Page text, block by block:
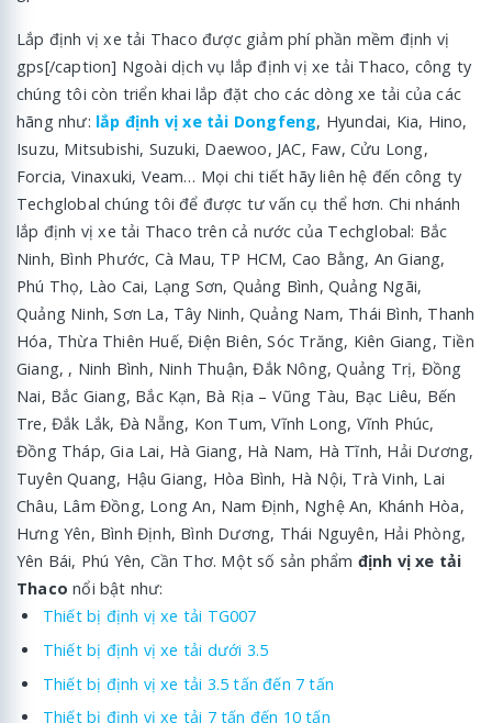
Lắp định vị xe tải Thaco được giảm phí phần mềm định vị
gps[/caption] Ngoài dịch vụ lắp định vị xe tải Thaco, công ty
chúng tôi còn triển khai lắp đặt cho các dòng xe tải của các
hãng như: lắp định vị xe tải Dongfeng, Hyundai, Kia, Hino,
Isuzu, Mitsubishi, Suzuki, Daewoo, JAC, Faw, Cửu Long,
Forcia, Vinaxuki, Veam… Mọi chi tiết hãy liên hệ đến công ty
Techglobal chúng tôi để được tư vấn cụ thể hơn. Chi nhánh
lắp định vị xe tải Thaco trên cả nước của Techglobal: Bắc
Ninh, Bình Phước, Cà Mau, TP HCM, Cao Bằng, An Giang,
Phú Thọ, Lào Cai, Lạng Sơn, Quảng Bình, Quảng Ngãi,
Quảng Ninh, Sơn La, Tây Ninh, Quảng Nam, Thái Bình, Thanh
Hóa, Thừa Thiên Huế, Điện Biên, Sóc Trăng, Kiên Giang, Tiền
Giang, , Ninh Bình, Ninh Thuận, Đắk Nông, Quảng Trị, Đồng
Nai, Bắc Giang, Bắc Kạn, Bà Rịa – Vũng Tàu, Bạc Liêu, Bến
Tre, Đắk Lắk, Đà Nẵng, Kon Tum, Vĩnh Long, Vĩnh Phúc,
Đồng Tháp, Gia Lai, Hà Giang, Hà Nam, Hà Tĩnh, Hải Dương,
Tuyên Quang, Hậu Giang, Hòa Bình, Hà Nội, Trà Vinh, Lai
Châu, Lâm Đồng, Long An, Nam Định, Nghệ An, Khánh Hòa,
Hưng Yên, Bình Định, Bình Dương, Thái Nguyên, Hải Phòng,
Yên Bái, Phú Yên, Cần Thơ. Một số sản phẩm định vị xe tải
Thaco nổi bật như:
Thiết bị định vị xe tải TG007
Thiết bị định vị xe tải dưới 3.5
Thiết bị định vị xe tải 3.5 tấn đến 7 tấn
Thiết bị định vị xe tải 7 tấn đến 10 tấn